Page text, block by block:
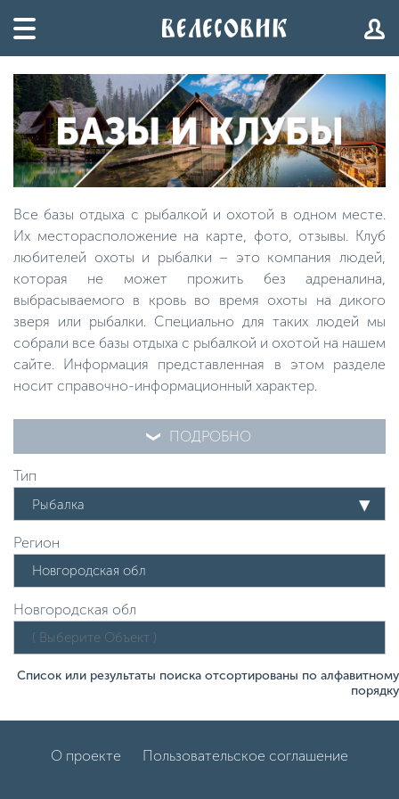
Все базы отдыха с рыбалкой и охотой в одном месте.
Их месторасположение на карте, фото, отзывы. Клуб
любителей охоты и рыбалки – это компания людей,
которая не может прожить без адреналина,
выбрасываемого в кровь во время охоты на дикого
зверя или рыбалки. Специально для таких людей мы
собрали все базы отдыха с рыбалкой и охотой на нашем
сайте. Информация представленная в этом разделе
носит справочно-информационный характер.
ПОДРОБНО
Тип
Рыбалка
Регион
Новгородская обл
Список или результаты поиска отсортированы по алфавитному
порядку
О проекте Пользовательское соглашение